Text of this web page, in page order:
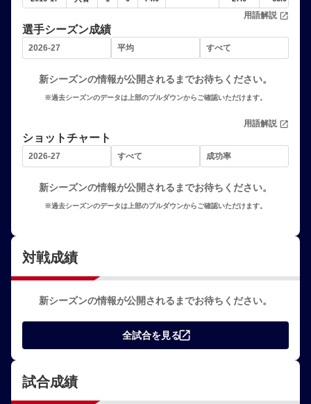
用語解説 open_in_new
選手シーズン成績
新シーズンの情報が公開されるまでお待ちください。
※過去シーズンのデータは上部のプルダウンからご確認いただけます。
用語解説 open_in_new
ショットチャート
新シーズンの情報が公開されるまでお待ちください。
※過去シーズンのデータは上部のプルダウンからご確認いただけます。
対戦成績
新シーズンの情報が公開されるまでお待ちください。
全試合を見るopen_in_new
試合成績